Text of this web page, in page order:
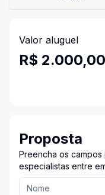
Valor aluguel
R$ 2.000,00
Proposta
Preencha os
especialistas entre